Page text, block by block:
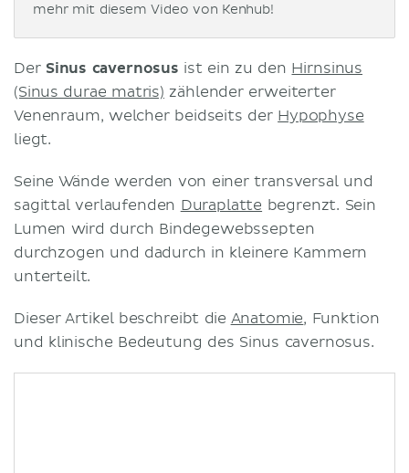
mehr mit diesem Video von Kenhub!
Der Sinus cavernosus ist ein zu den Hirnsinus
(Sinus durae matris) zählender erweiterter
Venenraum, welcher beidseits der Hypophyse
liegt.
Seine Wände werden von einer transversal und
sagittal verlaufenden Duraplatte begrenzt. Sein
Lumen wird durch Bindegewebssepten
durchzogen und dadurch in kleinere Kammern
unterteilt.
Dieser Artikel beschreibt die Anatomie, Funktion
und klinische Bedeutung des Sinus cavernosus.